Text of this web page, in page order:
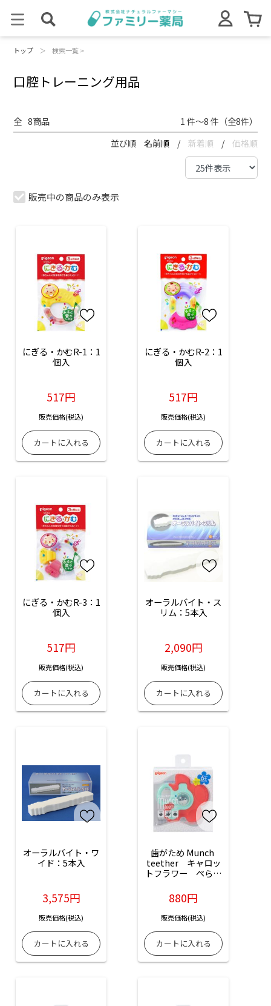
トップ ＞ 検索一覧 >
口腔トレーニング用品
全 8商品 1 件～8 件（全8件）
並び順 名前順 / 新着順 / 価格順
販売中の商品のみ表示
にぎる・かむR-1：1
個入
517円
販売価格(税込)
にぎる・かむR-2：1
個入
517円
販売価格(税込)
にぎる・かむR-3：1
個入
517円
販売価格(税込)
オーラルバイト・ス
リム：5本入
2,090円
販売価格(税込)
オーラルバイト・ワ
イド：5本入
3,575円
販売価格(税込)
歯がため Munch
teether　キャロッ
トフラワー　ぺらぺ
880円
販売価格(税込)